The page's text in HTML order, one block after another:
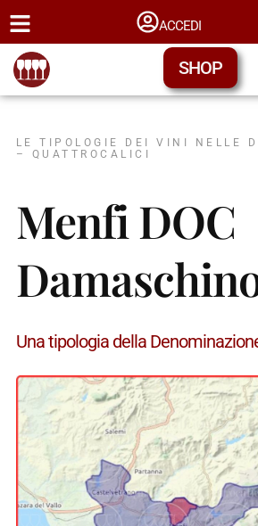
ACCEDI
SHOP
LE TIPOLOGIE DEI VINI NELLE
– QUATTROCALICI
Menfi DOC
Una tipologia della